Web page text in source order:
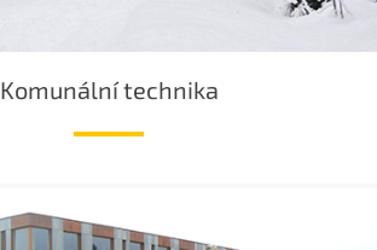
Komunální technika